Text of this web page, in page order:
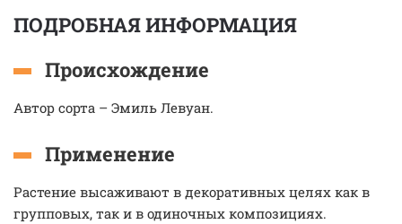
ПОДРОБНАЯ ИНФОРМАЦИЯ
Происхождение
Автор сорта – Эмиль Левуан.
Применение
Растение высаживают в декоративных целях как в
групповых, так и в одиночных композициях.